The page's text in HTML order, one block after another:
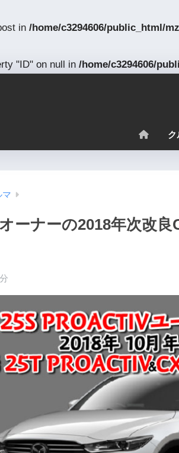
in /home/c3294606/public_html/
"ID" on null in /home/c3294606/
ク
マ
ーナーの2018年次改